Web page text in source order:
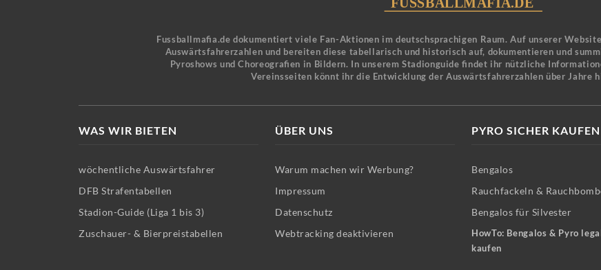
Fussballmafia.de dokumentiert viele Fan-Aktionen im deutschsprachigen Raum. Auf unserer
Auswärtsfahrerzahlen und bereiten diese tabellarisch und historisch auf, dokumentieren und
Pyroshows und Choreografien in Bildern. In unserem Stadionguide findet ihr nützliche
Vereinsseiten könnt ihr die Entwicklung der Auswärtsfahrerzahlen über Jahre
WAS WIR BIETEN
wöchentliche Auswärtsfahrer
DFB Strafentabellen
Stadion-Guide (Liga 1 bis 3)
Zuschauer- & Bierpreistabellen
ÜBER UNS
Warum machen wir Werbung?
Impressum
Datenschutz
Webtracking deaktivieren
PYRO SICHER KAUFEN
Bengalos
Rauchfackeln &
Bengalos für Silvester
HowTo: Bengalos & Pyro
kaufen